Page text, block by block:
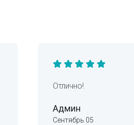
Отлично!
Админ
Сентябрь 05